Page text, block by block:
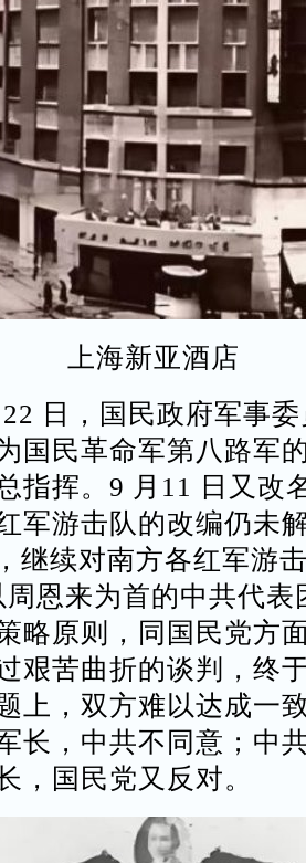
上海新亚酒店
日，国民政府军事
国民革命军第八路军
指挥。9 月11 日又改
军游击队的改编仍未
继续对南方各红军游
周恩来为首的中共代表
略原则，同国民党方
艰苦曲折的谈判，终
上，双方难以达成一
长，中共不同意；中
，国民党又反对。